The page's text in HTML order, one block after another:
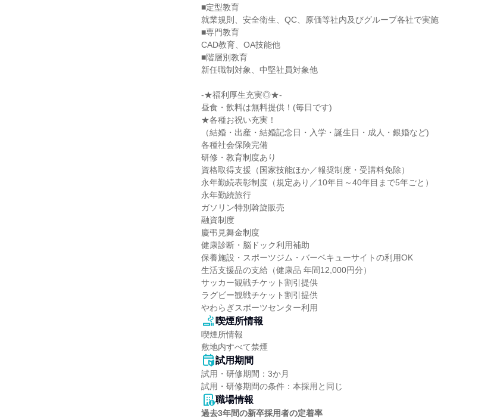
■定型教育
就業規則、安全衛生、QC、原価等社内及びグループ各社で実施
■専門教育
CAD教育、OA技能他
■階層別教育
新任職制対象、中堅社員対象他
-★福利厚生充実◎★-
昼食・飲料は無料提供！(毎日です)
★各種お祝い充実！
（結婚・出産・結婚記念日・入学・誕生日・成人・銀婚など)
各種社会保険完備
研修・教育制度あり
資格取得支援（国家技能ほか／報奨制度・受講料免除）
永年勤続表彰制度（規定あり／10年目～40年目まで5年ごと）
永年勤続旅行
ガソリン特別斡旋販売
融資制度
慶弔見舞金制度
健康診断・脳ドック利用補助
保養施設・スポーツジム・バーベキューサイトの利用OK
生活支援品の支給（健康品 年間12,000円分）
サッカー観戦チケット割引提供
ラグビー観戦チケット割引提供
やわらぎスポーツセンター利用
喫煙所情報
喫煙所情報
敷地内すべて禁煙
試用期間
試用・研修期間：3か月
職場情報
過去3年間の新卒採用者の定着率